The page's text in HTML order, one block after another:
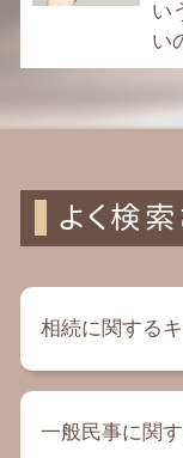
い
い
よく検
相続に関する
死亡保険金
一般民事に関